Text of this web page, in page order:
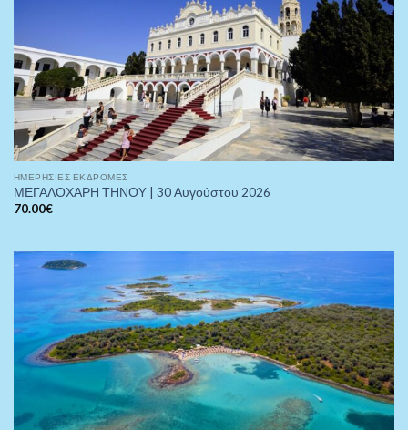
ΗΜΕΡΉΣΙΕΣ ΕΚΔΡΟΜΈΣ
ΜΕΓΑΛΟΧΑΡΗ ΤΗΝΟY | 30 Αυγούστου 2026
70.00€